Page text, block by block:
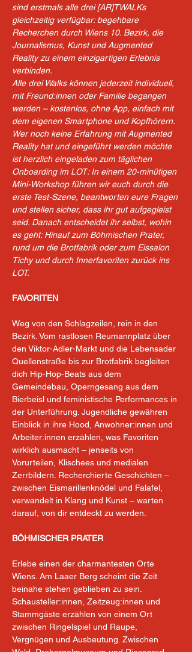
sind erstmals alle drei [AR]TWALKs
gleichzeitig verfügbar: begehbare
Recherchen durch Wiens 10. Bezirk, die
Journalismus, Kunst und Augmented
Reality zu einem einzigartigen Erlebnis
verbinden.
Alle drei Walks können jederzeit individuell,
mit Freund:innen oder Familie begangen
werden – kostenlos, ohne App, einfach mit
dem eigenen Smartphone und Kopfhörern.
Wer noch keine Erfahrung mit Augmented
Reality hat und eingeführt werden möchte
ist herzlich eingeladen zum täglichen
Onboarding im LOT: In einem 20-minütigen
Mini-Workshop führen wir euch durch die
erste Test-Szene, beantworten eure Fragen
und stellen sicher, dass ihr gut aufgegleist
seid. Danach entscheidet ihr selbst, wohin
es geht: Hinauf zum Böhmischen Prater,
rund um die Brotfabrik oder zum Eissalon
Tichy und durch Innerfavoriten zurück ins
LOT.
FAVORITEN
Weg von den Schlagzeilen, rein in den
Bezirk. Vom rastlosen Reumannplatz über
den Viktor-Adler-Markt und die Lebensader
Quellenstraße bis zur Brotfabrik begleiten
dich Hip-Hop-Beats aus dem
Gemeindebau, Operngesang aus dem
Bierbeisl und feministische Performances in
der Unterführung. Jugendliche gewähren
Einblick in ihre Hood, Anwohner:innen und
Arbeiter:innen erzählen, was Favoriten
wirklich ausmacht – jenseits von
Vorurteilen, Klischees und medialen
Zerrbildern. Recherchierte Geschichten –
zwischen Eismarillenknödel und Falafel,
verwandelt in Klang und Kunst – warten
darauf, von dir entdeckt zu werden.
BÖHMISCHER PRATER
Erlebe einen der charmantesten Orte
Wiens. Am Laaer Berg scheint die Zeit
beinahe stehen geblieben zu sein.
Schausteller:innen, Zeitzeug:innen und
Stammgäste erzählen von einem Ort
zwischen Ringelspiel und Raupe,
Vergnügen und Ausbeutung. Zwischen